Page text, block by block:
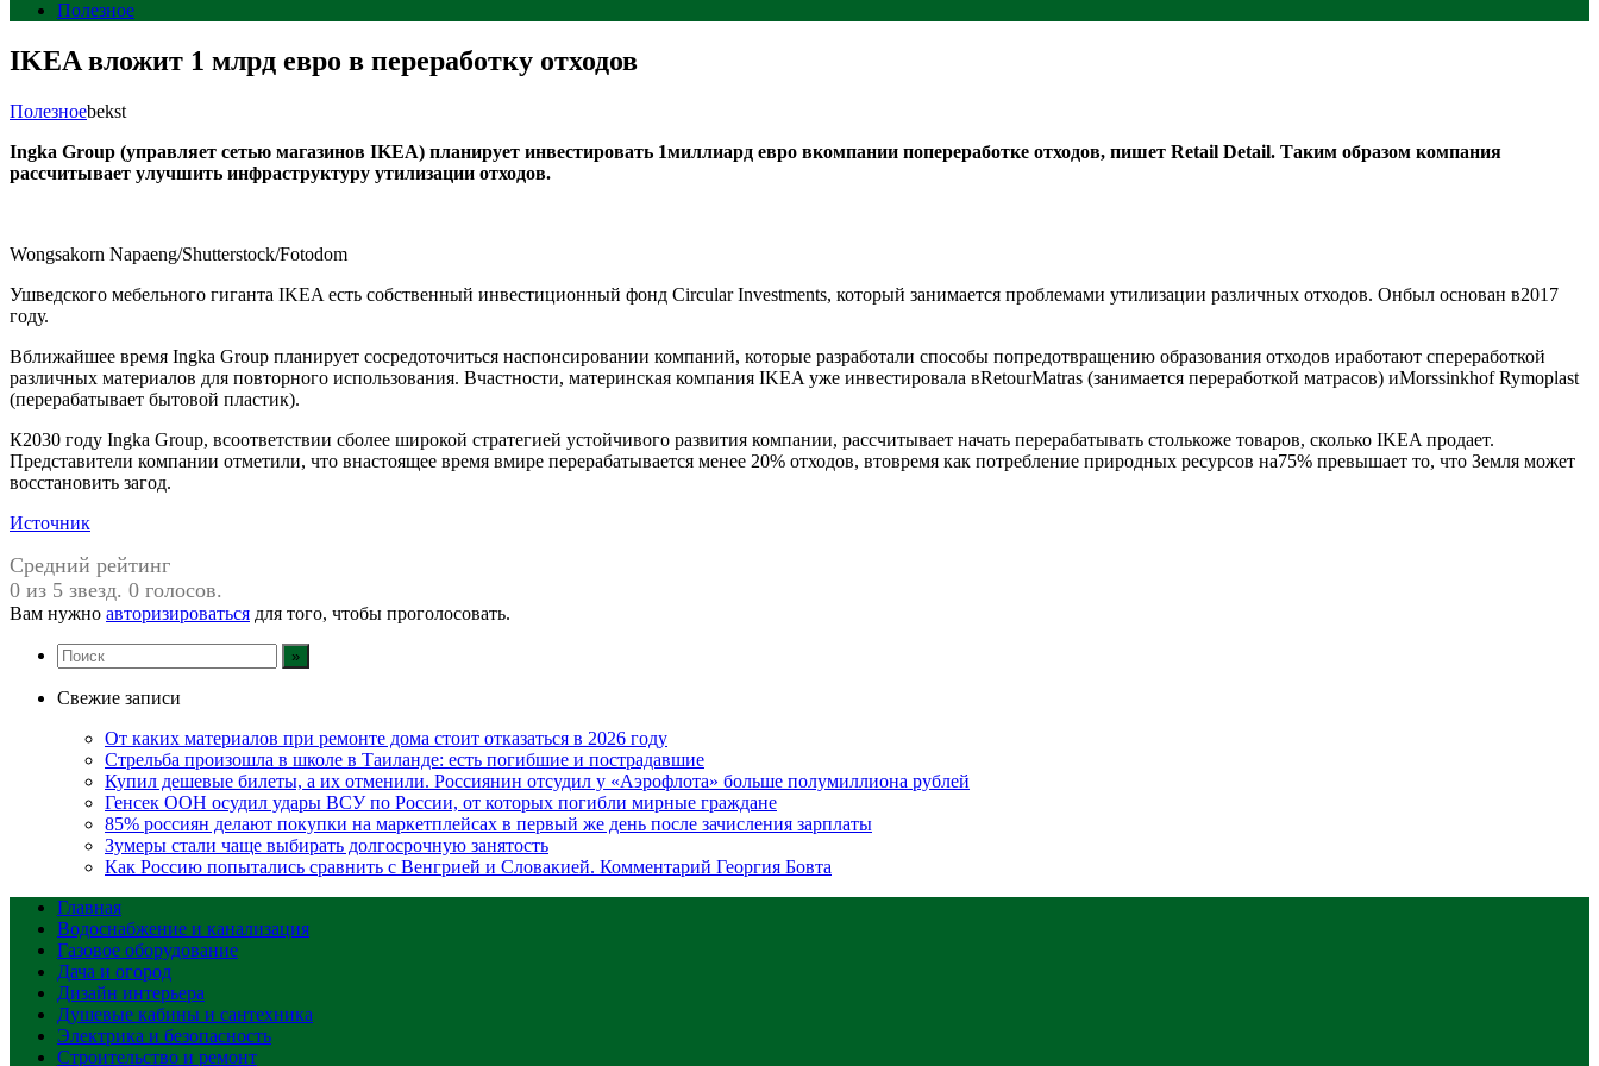
Полезное
IKEA вложит 1 млрд евро в переработку отходов
Полезноеbekst
Ingka Group (управляет сетью магазинов IKEA) планирует инвестировать 1миллиард евро вкомпании попереработке отходов, пишет Retail Detail. Таким образом компания
рассчитывает улучшить инфраструктуру утилизации отходов.
Wongsakorn Napaeng/Shutterstock/Fotodom
Ушведского мебельного гиганта IKEA есть собственный инвестиционный фонд Circular Investments, который занимается проблемами утилизации различных отходов. Онбыл основан в2017
году.
Вближайшее время Ingka Group планирует сосредоточиться наспонсировании компаний, которые разработали способы попредотвращению образования отходов иработают спереработкой
различных материалов для повторного использования. Вчастности, материнская компания IKEA уже инвестировала вRetourMatras (занимается переработкой матрасов) иMorssinkhof Rymoplast
(перерабатывает бытовой пластик).
К2030 году Ingka Group, всоответствии сболее широкой стратегией устойчивого развития компании, рассчитывает начать перерабатывать столькоже товаров, сколько IKEA продает.
Представители компании отметили, что внастоящее время вмире перерабатывается менее 20% отходов, втовремя как потребление природных ресурсов на75% превышает то, что Земля может
восстановить загод.
Источник
Средний рейтинг
0 из 5 звезд. 0 голосов.
Вам нужно авторизироваться для того, чтобы проголосовать.
Свежие записи
От каких материалов при ремонте дома стоит отказаться в 2026 году
Стрельба произошла в школе в Таиланде: есть погибшие и пострадавшие
Купил дешевые билеты, а их отменили. Россиянин отсудил у «Аэрофлота» больше полумиллиона рублей
Генсек ООН осудил удары ВСУ по России, от которых погибли мирные граждане
85% россиян делают покупки на маркетплейсах в первый же день после зачисления зарплаты
Зумеры стали чаще выбирать долгосрочную занятость
Как Россию попытались сравнить с Венгрией и Словакией. Комментарий Георгия Бовта
Главная
Водоснабжение и канализация
Газовое оборудование
Дача и огород
Дизайн интерьера
Душевые кабины и сантехника
Электрика и безопасность
Строительство и ремонт